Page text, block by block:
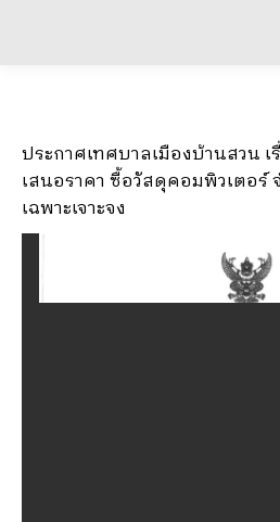
ประกาศเทศบาลเมืองบ้านสวน
เสนอราคา ซื้อวัสดุคอมพิวเตอร์
เฉพาะเจาะจง